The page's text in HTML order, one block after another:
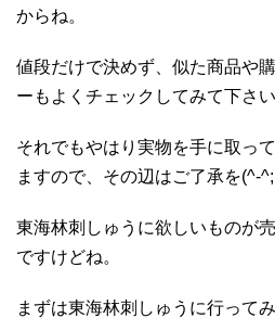
からね。
値段だけで決めず、似た商品や
ーもよくチェックしてみて下さい
それでもやはり実物を手に取っ
ますので、その辺はご了承を(^-^;
東海林刺しゅうに欲しいものが
ですけどね。
まずは東海林刺しゅうに行って